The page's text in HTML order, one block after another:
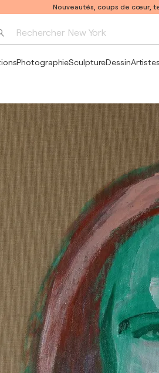
Nouveautés, coups de cœur,
Rechercher New York
Pablo Picasso
PhotographieSculptureDessinArtistes